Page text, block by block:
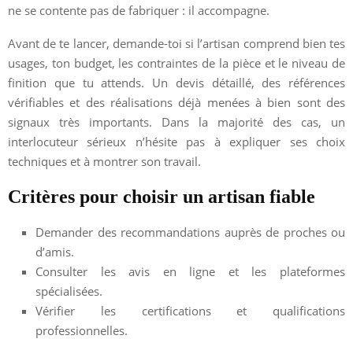
ne se contente pas de fabriquer : il accompagne.
Avant de te lancer, demande-toi si l’artisan comprend bien tes
usages, ton budget, les contraintes de la pièce et le niveau de
finition que tu attends. Un devis détaillé, des références
vérifiables et des réalisations déjà menées à bien sont des
signaux très importants. Dans la majorité des cas, un
interlocuteur sérieux n’hésite pas à expliquer ses choix
techniques et à montrer son travail.
Critères pour choisir un artisan fiable
Demander des recommandations auprès de proches ou
d’amis.
Consulter les avis en ligne et les plateformes
spécialisées.
Vérifier les certifications et qualifications
professionnelles.